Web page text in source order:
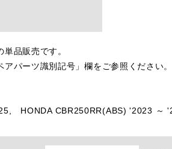
品販売です。
パーツ識別記号」欄をご参照ください。
HONDA CBR250RR(ABS) '2023 ～